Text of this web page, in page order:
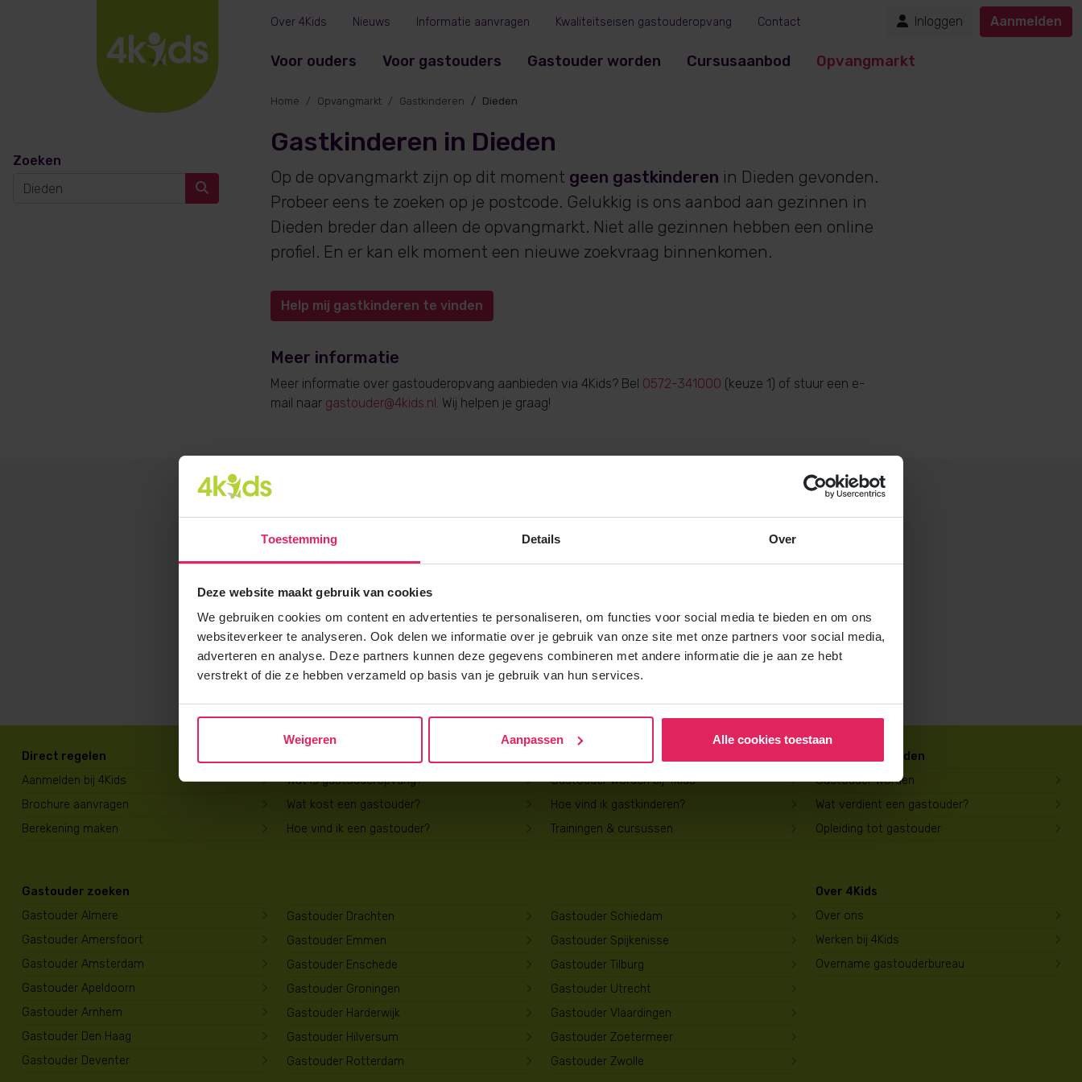
Toestemming Details Over
Deze website maakt gebruik van cookies
We gebruiken cookies om content en advertenties te personaliseren, om functies voor social media te bieden en om ons
websiteverkeer te analyseren. Ook delen we informatie over je gebruik van onze site met onze partners voor social media,
adverteren en analyse. Deze partners kunnen deze gegevens combineren met andere informatie die je aan ze hebt
verstrekt of die ze hebben verzameld op basis van je gebruik van hun services.
Weigeren Aanpassen Alle cookies toestaan
Voor ouders Voor gastouders Gastouder worden Cursusaanbod Opvangmarkt
Over 4Kids Nieuws Informatie aanvragen Kwaliteitseisen gastouderopvang Contact Inloggen Aanmelden
Zoeken
Home Opvangmarkt Gastkinderen Dieden
Gastkinderen in Dieden
Op de opvangmarkt zijn op dit moment geen gastkinderen in Dieden gevonden.
Probeer eens te zoeken op je postcode. Gelukkig is ons aanbod aan gezinnen in
Dieden breder dan alleen de opvangmarkt. Niet alle gezinnen hebben een online
profiel. En er kan elk moment een nieuwe zoekvraag binnenkomen.
Help mij gastkinderen te vinden
Meer informatie
Meer informatie over gastouderopvang aanbieden via 4Kids? Bel 0572-341000 (keuze 1) of stuur een e-
mail naar gastouder@4kids.nl . Wij helpen je graag!
Gratis brochure
Meer weten over gastouderopvang via gastouderbureau 4Kids?
Vraag gratis en vrijblijvend de 4Kids brochure voor gastouders aan
Brochure aanvragen
Direct regelen
Aanmelden bij 4Kids
Brochure aanvragen
Berekening maken
Wat is gastouderopvang?
Wat kost een gastouder?
Hoe vind ik een gastouder?
Gastouder worden bij 4Kids
Hoe vind ik gastkinderen?
Trainingen & cursussen
Gastouder worden
Gastouder worden
Wat verdient een gastouder?
Opleiding tot gastouder
Gastouder zoeken
Gastouder Almere
Gastouder Amersfoort
Gastouder Amsterdam
Gastouder Apeldoorn
Gastouder Arnhem
Gastouder Den Haag
Gastouder Deventer
Gastouder Drachten
Gastouder Emmen
Gastouder Enschede
Gastouder Groningen
Gastouder Harderwijk
Gastouder Hilversum
Gastouder Rotterdam
Gastouder Schiedam
Gastouder Spijkenisse
Gastouder Tilburg
Gastouder Utrecht
Gastouder Vlaardingen
Gastouder Zoetermeer
Gastouder Zwolle
Over 4Kids
Over ons
Werken bij 4Kids
Overname gastouderbureau